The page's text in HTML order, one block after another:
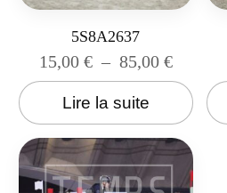
5S8A2637
15,00 € – 85,00 €
Lire la suite